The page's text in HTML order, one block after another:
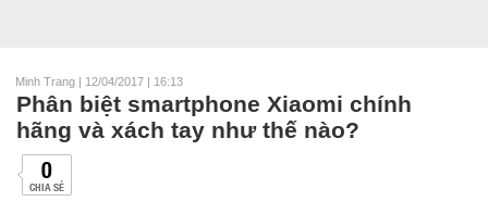
Minh Trang | 12/04/2017 | 16:13
Phân biệt smartphone Xiaomi chính
hãng và xách tay như thế nào?
0
CHIA SẺ